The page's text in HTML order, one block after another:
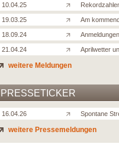
10.04.25
19.03.25 Am
18.09.24
21.04.24 Aprilwetter
weitere Meldungen
PRESSETICKER
16.04.26 Spontane
weitere Pressemeldungen